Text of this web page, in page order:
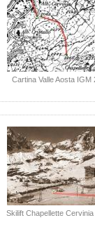
Cartina Valle Aosta IGM
Skilift Chapellette Cervinia